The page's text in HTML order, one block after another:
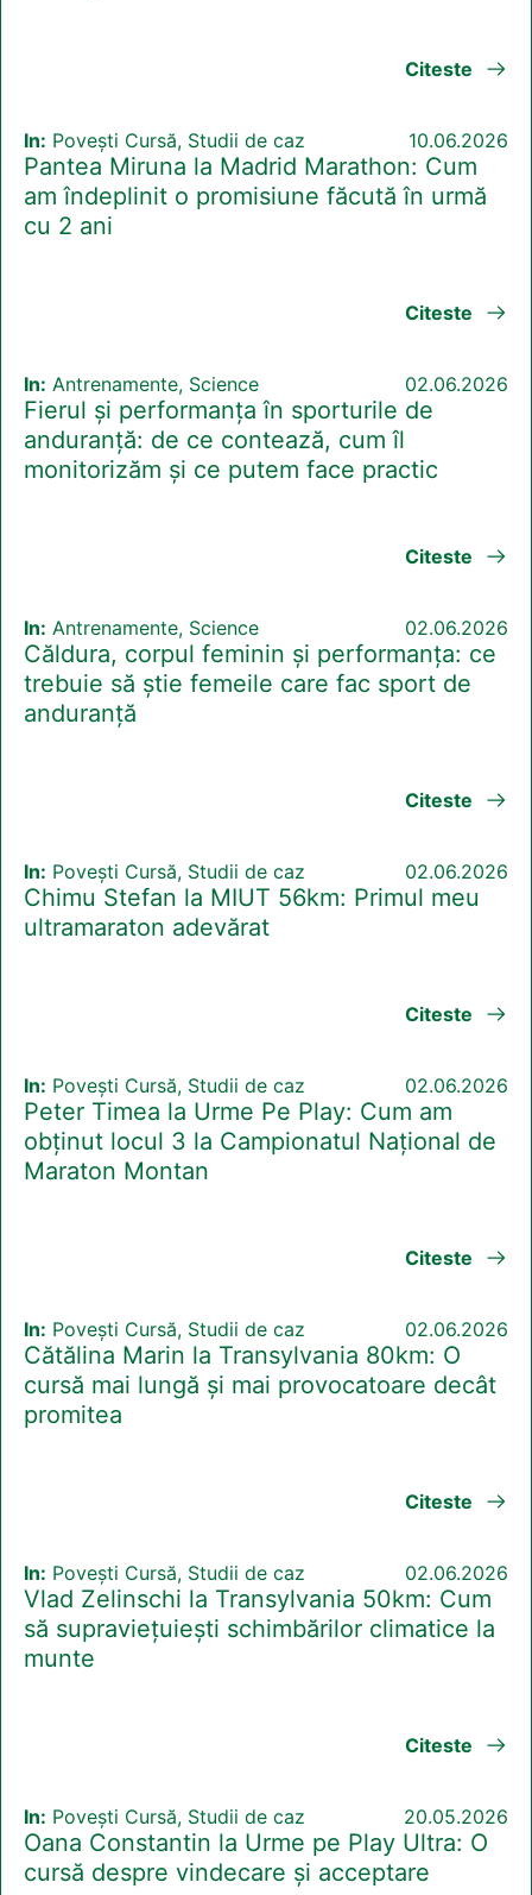
Citeste
In: Povești Cursă, Studii de caz 10.06.2026
Pantea Miruna la Madrid Marathon: Cum
am îndeplinit o promisiune făcută în urmă
cu 2 ani
Citeste
In: Antrenamente, Science 02.06.2026
Fierul și performanța în sporturile de
anduranță: de ce contează, cum îl
monitorizăm și ce putem face practic
Citeste
In: Antrenamente, Science 02.06.2026
Căldura, corpul feminin și performanța: ce
trebuie să știe femeile care fac sport de
anduranță
Citeste
In: Povești Cursă, Studii de caz 02.06.2026
Chimu Stefan la MIUT 56km: Primul meu
ultramaraton adevărat
Citeste
In: Povești Cursă, Studii de caz 02.06.2026
Peter Timea la Urme Pe Play: Cum am
obținut locul 3 la Campionatul Național de
Maraton Montan
Citeste
In: Povești Cursă, Studii de caz 02.06.2026
Cătălina Marin la Transylvania 80km: O
cursă mai lungă și mai provocatoare decât
promitea
Citeste
In: Povești Cursă, Studii de caz 02.06.2026
Vlad Zelinschi la Transylvania 50km: Cum
să supraviețuiești schimbărilor climatice la
munte
Citeste
In: Povești Cursă, Studii de caz 20.05.2026
Oana Constantin la Urme pe Play Ultra: O
cursă despre vindecare și acceptare